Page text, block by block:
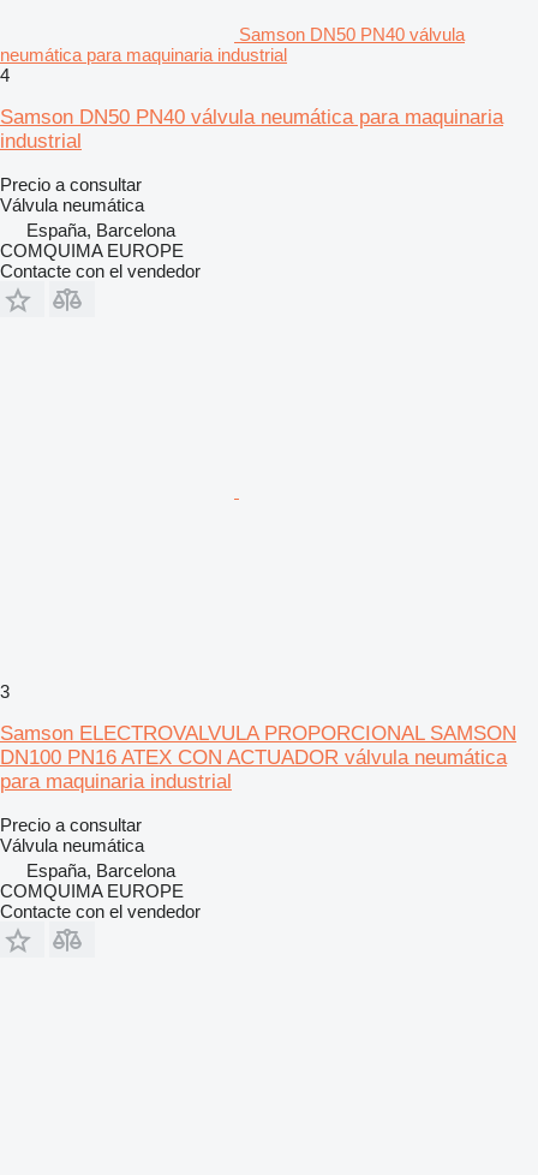
Samson DN50 PN40 válvula
neumática para maquinaria industrial
4
Samson DN50 PN40 válvula neumática para maquinaria
industrial
Precio a consultar
Válvula neumática
España, Barcelona
COMQUIMA EUROPE
Contacte con el vendedor
3
Samson ELECTROVALVULA PROPORCIONAL SAMSON
DN100 PN16 ATEX CON ACTUADOR válvula neumática
para maquinaria industrial
Precio a consultar
Válvula neumática
España, Barcelona
COMQUIMA EUROPE
Contacte con el vendedor